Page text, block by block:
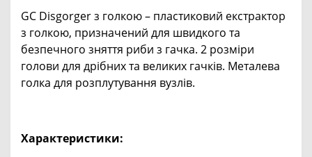
GC Disgorger з голкою – пластиковий екстрактор
з голкою, призначений для швидкого та
безпечного зняття риби з гачка. 2 розміри
голови для дрібних та великих гачків. Металева
голка для розплутування вузлів.
Характеристики: